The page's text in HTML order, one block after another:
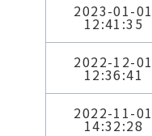
2023-01-01
12:41:35
2022-12-01
12:36:41
2022-11-01
14:32:28